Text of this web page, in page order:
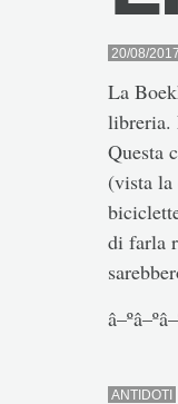
20/08/2017
La
libreria.
Questa
(vista
di farla
ANTIDOTI